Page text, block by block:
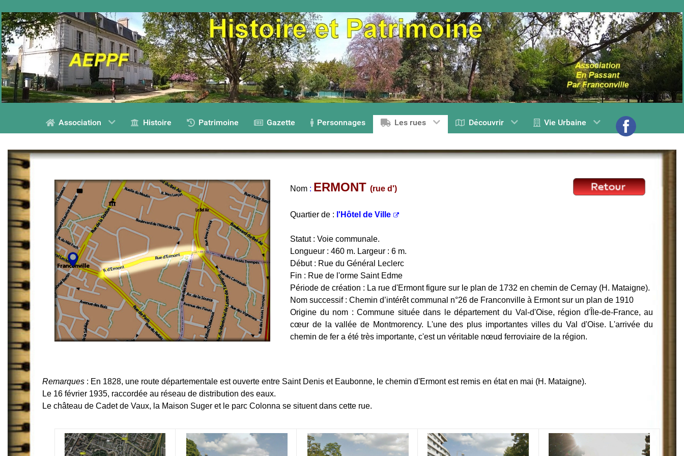
Association Histoire Patrimoine Gazette Personnages Les rues Découvrir Vie Urbaine
Nom : ERMONT(rue d')
Quartier de : l'Hôtel de Ville
Statut : Voie communale.
Longueur : 460 m. Largeur : 6 m.
Début : Rue du Général Leclerc
Fin : Rue de l'orme Saint Edme
Période de création : La rue d'Ermont figure sur le plan de 1732 en chemin de Cernay (H. Mataigne).
Nom successif : Chemin d’intérêt communal n°26 de Franconville à Ermont sur un plan de 1910
Origine du nom : Commune située dans le département du Val-d'Oise, région d'Île-de-France, au
cœur de la vallée de Montmorency. L'une des plus importantes villes du Val d'Oise. L'arrivée du
chemin de fer a été très importante, c'est un véritable nœud ferroviaire de la région.
Remarques : En 1828, une route départementale est ouverte entre Saint Denis et Eaubonne, le chemin d'Ermont est remis en état en mai (H. Mataigne).
Le 16 février 1935, raccordée au réseau de distribution des eaux.
Le château de Cadet de Vaux, la Maison Suger et le parc Colonna se situent dans cette rue.